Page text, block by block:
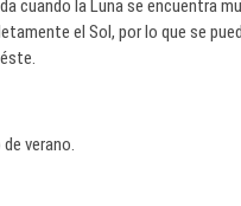
cuando la Luna se encuentra
el Sol, por lo que se
verano.